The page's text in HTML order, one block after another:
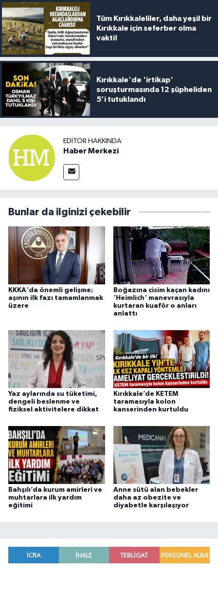
Tüm Kırıkkaleliler, daha yeşil bir
Kırıkkale için seferber olma
vakti!
Kırıkkale'de 'irtikap'
soruşturmasında 12 şüpheliden
5’i tutuklandı
EDITÖR HAKKINDA
Haber Merkezi
Bunlar da ilginizi çekebilir
KKKA'da önemli gelişme;
aşının ilk fazı tamamlanmak
üzere
Boğazına cisim kaçan kadını
'Heimlich' manevrasıyla
kurtaran kuaför o anları
anlattı
Yaz aylarında su tüketimi,
dengeli beslenme ve
fiziksel aktivitelere dikkat
Kırıkkale’de KETEM
taramasıyla kolon
kanserinden kurtuldu
Bahşılı’da kurum amirleri ve
muhtarlara ilk yardım
eğitimi
Anne sütü alan bebekler
daha az obezite ve
diyabetle karşılaşıyor